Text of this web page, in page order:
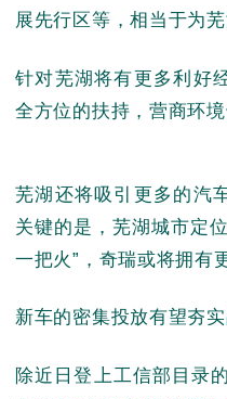
展先行区等，相当于为
针对芜湖将有更多利好
全方位的扶持，营商环境
芜湖还将吸引更多的汽
关键的是，芜湖城市定
一把火”，奇瑞或将拥有
新车的密集投放有望夯
除近日登上工信部目录